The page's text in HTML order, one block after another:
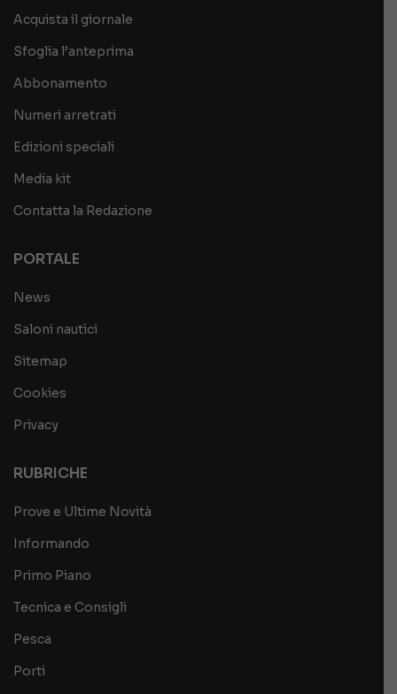
Acquista il giornale
Sfoglia l’anteprima
Abbonamento
Numeri arretrati
Edizioni speciali
Media kit
Contatta la Redazione
PORTALE
News
Saloni nautici
Sitemap
Cookies
Privacy
RUBRICHE
Prove e Ultime Novità
Informando
Primo Piano
Tecnica e Consigli
Pesca
Porti